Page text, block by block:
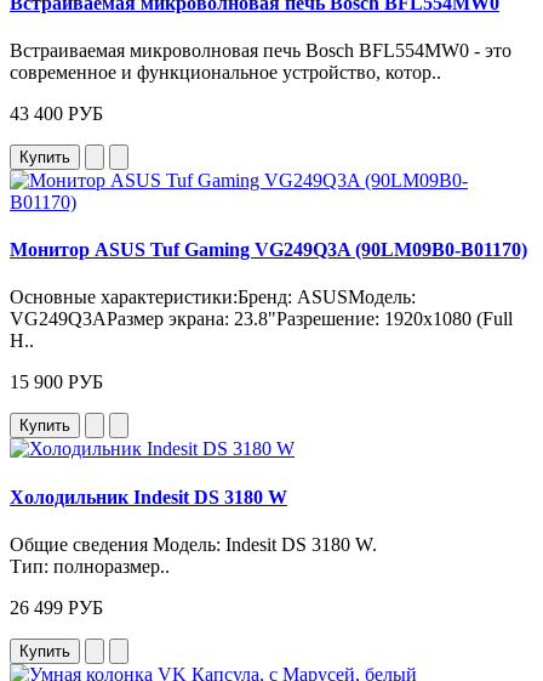
Встраиваемая микроволновая печь Bosch BFL554MW0 - это
современное и функциональное устройство, котор..
43 400 РУБ
Купить
Монитор ASUS Tuf Gaming VG249Q3A (90LM09B0-B01170)
Основные характеристики:Бренд: ASUSМодель:
VG249Q3AРазмер экрана: 23.8"Разрешение: 1920x1080 (Full
H..
15 900 РУБ
Купить
Холодильник Indesit DS 3180 W
Общие сведения Модель: Indesit DS 3180 W.
Тип: полноразмер..
26 499 РУБ
Купить